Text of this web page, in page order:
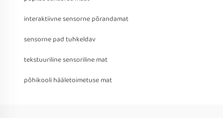
interaktiivne sensorne põrandamat
sensorne pad tuhkeldav
tekstuuriline sensoriline mat
põhikooli hääletoimetuse mat